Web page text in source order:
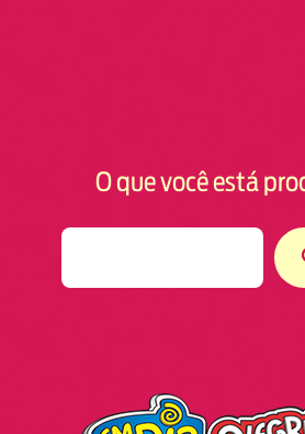
O que você está